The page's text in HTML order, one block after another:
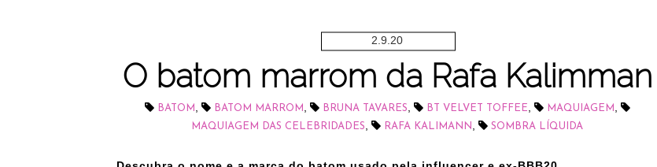
2.9.20
O batom marrom da Rafa Kalimman
BATOM BATOM MARROM BRUNA TAVARES BT VELVET TOFFEE MAQUIAGEM
MAQUIAGEM DAS CELEBRIDADES RAFA KALIMANN SOMBRA LÍQUIDA